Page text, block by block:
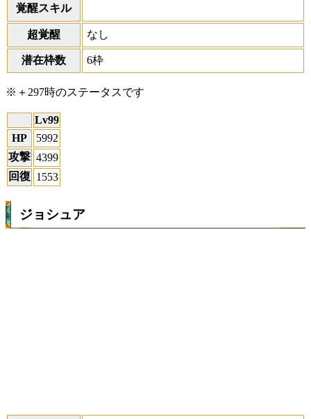
覚醒スキル
超覚醒 なし
潜在枠数 6枠
※＋297時のステータスです
Lv99
HP
5992
攻撃 4399
回復 1553
ジョシュア